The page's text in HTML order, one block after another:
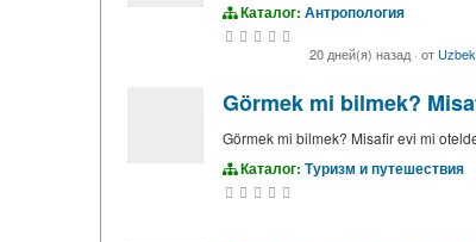
Каталог: Антропология
20 дней(я) назад · от
Görmek mi bilmek?
Görmek mi bilmek? Misafir evi mi
Каталог: Туризм и путешествия